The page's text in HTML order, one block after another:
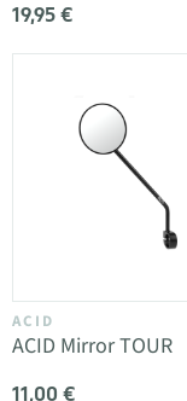
19,95 €
ACID
ACID Mirror TOUR
11,00 €